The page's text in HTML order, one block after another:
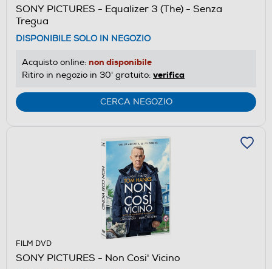
SONY PICTURES - Equalizer 3 (The) - Senza
Tregua
DISPONIBILE SOLO IN NEGOZIO
Acquisto online: non disponibile
Ritiro in negozio in 30' gratuito: verifica
CERCA NEGOZIO
FILM DVD
SONY PICTURES - Non Cosi' Vicino